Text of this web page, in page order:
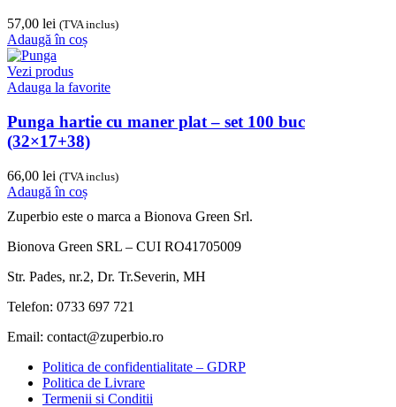
57,00 lei (TVA inclus)
Adaugă în coș
Vezi produs
Adauga la favorite
Punga hartie cu maner plat – set 100 buc
(32×17+38)
66,00 lei (TVA inclus)
Adaugă în coș
Zuperbio este o marca a Bionova Green Srl.
Bionova Green SRL – CUI RO41705009
Str. Pades, nr.2, Dr. Tr.Severin, MH
Telefon: 0733 697 721
Email: contact@zuperbio.ro
Politica de confidentialitate – GDRP
Politica de Livrare
Termenii si Conditii